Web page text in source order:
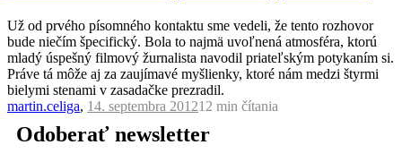
Už od prvého písomného kontaktu sme vedeli, že tento rozhovor
bude niečím špecifický. Bola to najmä uvoľnená atmosféra, ktorú
mladý úspešný filmový žurnalista navodil priateľským potykaním si.
Práve tá môže aj za zaujímavé myšlienky, ktoré nám medzi štyrmi
bielymi stenami v zasadačke prezradil.
martin.celiga, 14. septembra 201212 min čítania
Odoberať newsletter